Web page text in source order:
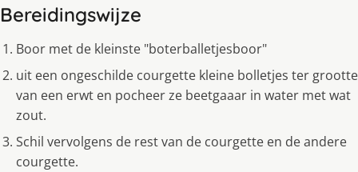
Bereidingswijze
Boor met de kleinste "boterballetjesboor"
uit een ongeschilde courgette kleine bolletjes ter grootte
van een erwt en pocheer ze beetgaaar in water met wat
zout.
Schil vervolgens de rest van de courgette en de andere
courgette.